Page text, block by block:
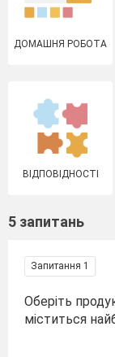
ДОМАШНЯ РОБОТА
ВІДПОВІДНОСТІ
5 запитань
Запитання 1
Оберіть
міститься